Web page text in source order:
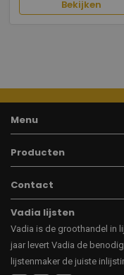
Bekijken
Menu
Producten
Contact
Vadia lijsten
Vadia is de groothandel in
jaar levert Vadia de
lijstenmaker de juiste